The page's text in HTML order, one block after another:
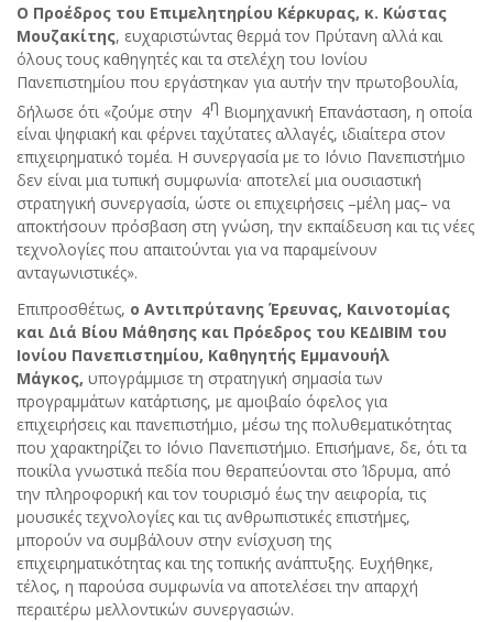
O Προέδρος του Επιμελητηρίου Κέρκυρας, κ. Κώστας
Μουζακίτης, ευχαριστώντας θερμά τον Πρύτανη αλλά και
όλους τους καθηγητές και τα στελέχη του Ιονίου
Πανεπιστημίου που εργάστηκαν για αυτήν την πρωτοβουλία,
δήλωσε ότι «ζούμε στην 4η Βιομηχανική Επανάσταση, η οποία
είναι ψηφιακή και φέρνει ταχύτατες αλλαγές, ιδιαίτερα στον
επιχειρηματικό τομέα. Η συνεργασία με το Ιόνιο Πανεπιστήμιο
δεν είναι μια τυπική συμφωνία· αποτελεί μια ουσιαστική
στρατηγική συνεργασία, ώστε οι επιχειρήσεις –μέλη μας– να
αποκτήσουν πρόσβαση στη γνώση, την εκπαίδευση και τις νέες
τεχνολογίες που απαιτούνται για να παραμείνουν
ανταγωνιστικές».
Επιπροσθέτως, ο Αντιπρύτανης Έρευνας, Καινοτομίας
και Διά Βίου Μάθησης και Πρόεδρος του ΚΕΔΙΒΙΜ του
Ιονίου Πανεπιστημίου, Καθηγητής Εμμανουήλ
Μάγκος, υπογράμμισε τη στρατηγική σημασία των
προγραμμάτων κατάρτισης, με αμοιβαίο όφελος για
επιχειρήσεις και πανεπιστήμιο, μέσω της πολυθεματικότητας
που χαρακτηρίζει το Ιόνιο Πανεπιστήμιο. Επισήμανε, δε, ότι τα
ποικίλα γνωστικά πεδία που θεραπεύονται στο Ίδρυμα, από
την πληροφορική και τον τουρισμό έως την αειφορία, τις
μουσικές τεχνολογίες και τις ανθρωπιστικές επιστήμες,
μπορούν να συμβάλουν στην ενίσχυση της
επιχειρηματικότητας και της τοπικής ανάπτυξης. Ευχήθηκε,
τέλος, η παρούσα συμφωνία να αποτελέσει την απαρχή
περαιτέρω μελλοντικών συνεργασιών.